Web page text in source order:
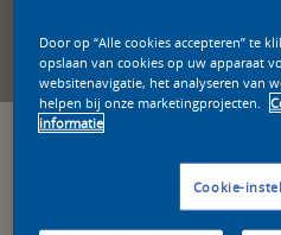
Zoek
Door op “Alle cookies accepteren” te
opslaan van cookies op uw apparaat
websitenavigatie, het analyseren van
helpen bij onze marketingprojecten.
informatie
Cookie-